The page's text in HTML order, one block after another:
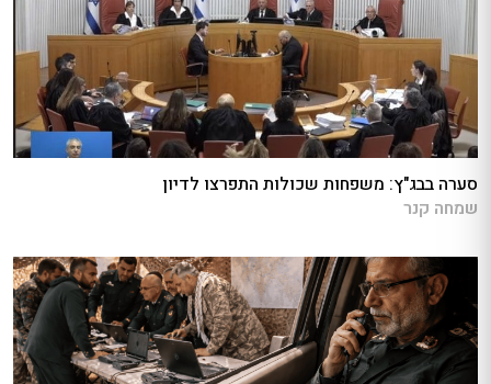
סערה בבג"ץ: משפחות שכולות התפרצו לדיון
שמחה קנר